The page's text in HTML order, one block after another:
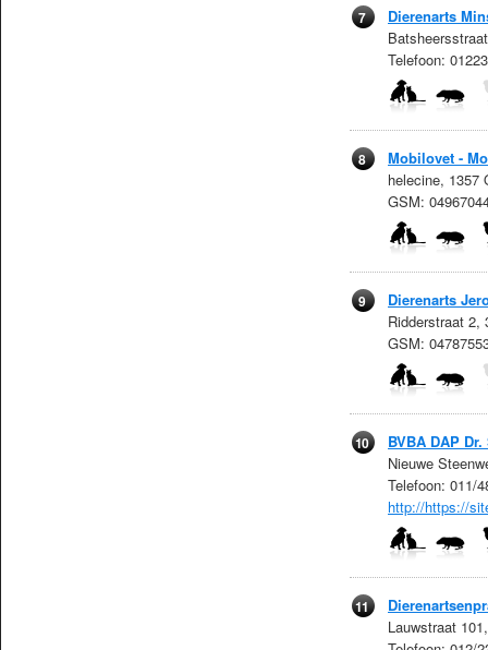
7
Dierenarts
Telefoon:
8
Mobilovet -
helecine, 1357
GSM:
9
Dierenarts
Ridderstraat 2,
GSM:
10
BVBA DAP
Nieuwe
Telefoon: 011/
http://https://
11
Lauwstraat